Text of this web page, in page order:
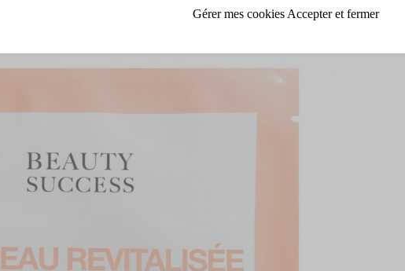
Gérer mes cookies Accepter et fermer